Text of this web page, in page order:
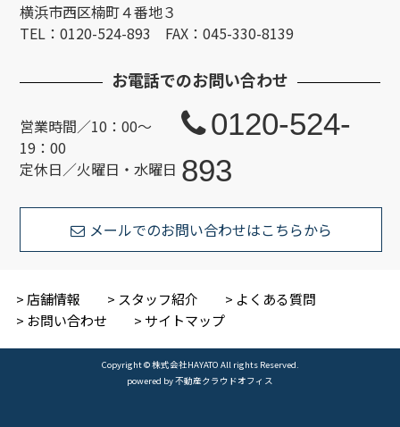
横浜市西区楠町４番地３
TEL：0120-524-893 FAX：045-330-8139
お電話でのお問い合わせ
営業時間／10：00～
19：00
定休日／火曜日・水曜日
0120-524-
893
メールでのお問い合わせはこちらから
店舗情報 スタッフ紹介
よくある質問
お問い合わせ
サイトマップ
Copyright © 株式会社HAYATO All rights Reserved.
powered by 不動産クラウドオフィス